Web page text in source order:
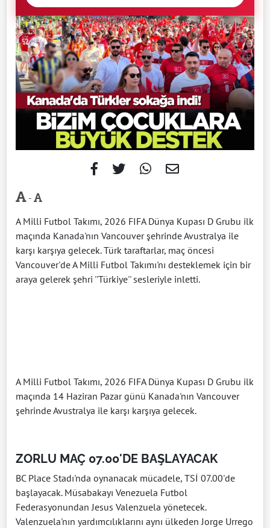
-
A Milli Futbol Takımı, 2026 FIFA Dünya Kupası D Grubu ilk
maçında Kanada'nın Vancouver şehrinde Avustralya ile
karşı karşıya gelecek. Türk taraftarlar, maç öncesi
Vancouver'de A Milli Futbol Takımı'nı desteklemek için bir
araya gelerek şehri ''Türkiye'' sesleriyle inletti.
A Milli Futbol Takımı, 2026 FIFA Dünya Kupası D Grubu ilk
maçında 14 Haziran Pazar günü Kanada'nın Vancouver
şehrinde Avustralya ile karşı karşıya gelecek.
ZORLU MAÇ 07.00'DE BAŞLAYACAK
BC Place Stadı'nda oynanacak mücadele, TSİ 07.00'de
başlayacak. Müsabakayı Venezuela Futbol
Federasyonundan Jesus Valenzuela yönetecek.
Valenzuela'nın yardımcılıklarını aynı ülkeden Jorge Urrego